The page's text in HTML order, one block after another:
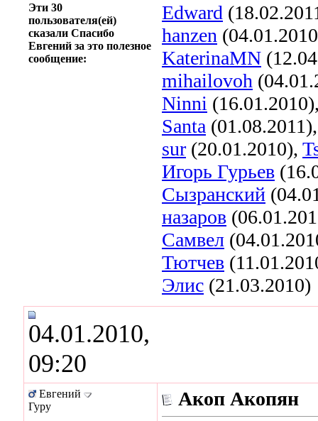
Эти 30
пользователя(ей)
сказали Спасибо
Евгений за это полезное
сообщение:
Edward
hanzen
KaterinaMN
mihailovoh
Ninni
Santa
sur (20.01.2010),
Игорь Гурьев
Сызранский
назаров
Самвел
Тютчев
Элис (21.03.2010)
04.01.2010,
09:20
Евгений
Гуру
Акоп Акопян